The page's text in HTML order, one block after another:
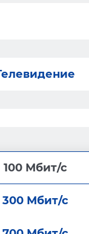
100 Мбит/с
300 Мбит/с